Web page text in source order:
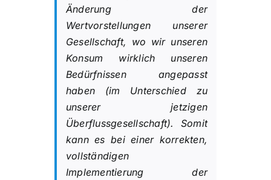
Änderung der
Wertvorstellungen unserer
Gesellschaft, wo wir unseren
Konsum wirklich unseren
Bedürfnissen angepasst
haben (im Unterschied zu
unserer jetzigen
Überflussgesellschaft). Somit
kann es bei einer korrekten,
vollständigen
Implementierung der